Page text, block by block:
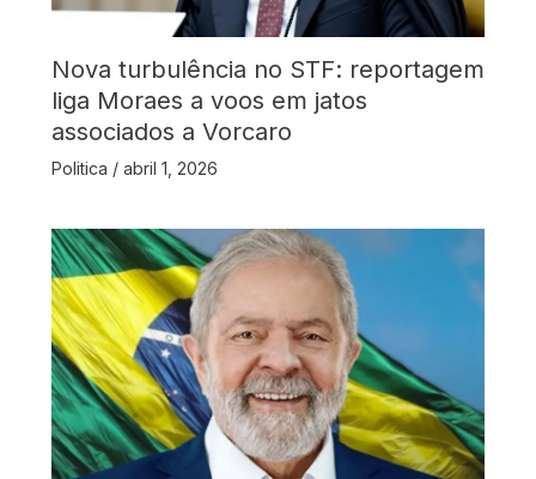
Nova turbulência no STF: reportagem
liga Moraes a voos em jatos
associados a Vorcaro
Politica / abril 1, 2026